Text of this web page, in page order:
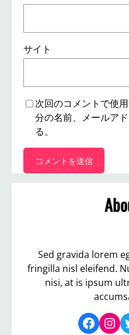
サイト
次回のコメントで使
分の名前、メールア
る。
Sed gravida lorem
fringilla nisl eleifend.
nisi, at is ipsum
Facebook Instagram Twitter